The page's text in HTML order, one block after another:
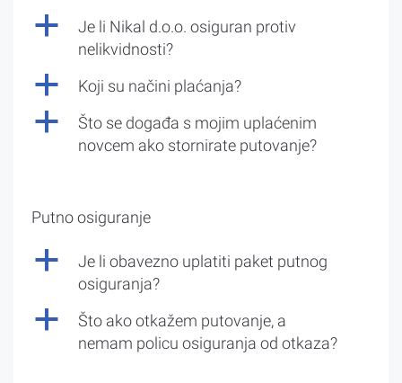
a
Je li Nikal d.o.o. osiguran protiv
nelikvidnosti?
a Koji su načini plaćanja?
a
Što se događa s mojim uplaćenim
novcem ako stornirate putovanje?
Putno osiguranje
a
Je li obavezno uplatiti paket putnog
osiguranja?
a
Što ako otkažem putovanje, a
nemam policu osiguranja od otkaza?